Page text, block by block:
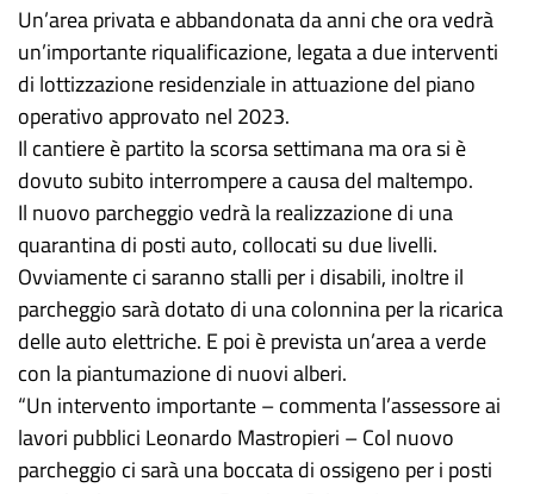
Un’area privata e abbandonata da anni che ora vedrà
un’importante riqualificazione, legata a due interventi
di lottizzazione residenziale in attuazione del piano
operativo approvato nel 2023.
Il cantiere è partito la scorsa settimana ma ora si è
dovuto subito interrompere a causa del maltempo.
Il nuovo parcheggio vedrà la realizzazione di una
quarantina di posti auto, collocati su due livelli.
Ovviamente ci saranno stalli per i disabili, inoltre il
parcheggio sarà dotato di una colonnina per la ricarica
delle auto elettriche. E poi è prevista un’area a verde
con la piantumazione di nuovi alberi.
“Un intervento importante – commenta l’assessore ai
lavori pubblici Leonardo Mastropieri – Col nuovo
parcheggio ci sarà una boccata di ossigeno per i posti